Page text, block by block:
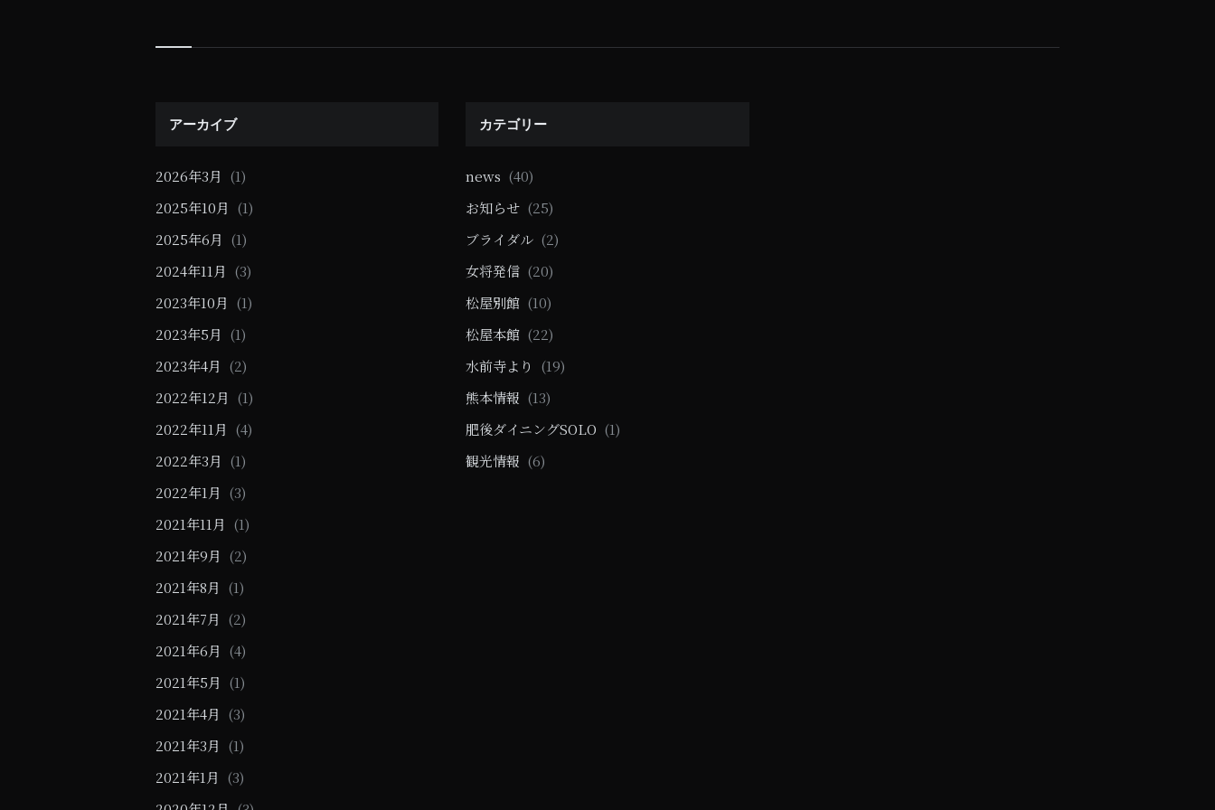
Widgets
アーカイブ
2026年3月 (1)
2025年10月 (1)
2025年6月 (1)
2024年11月 (3)
2023年10月 (1)
2023年5月 (1)
2023年4月 (2)
2022年12月 (1)
2022年11月 (4)
2022年3月 (1)
2022年1月 (3)
2021年11月 (1)
2021年9月 (2)
2021年8月 (1)
2021年7月 (2)
2021年6月 (4)
2021年5月 (1)
2021年4月 (3)
2021年3月 (1)
2021年1月 (3)
カテゴリー
news (40)
お知らせ (25)
ブライダル (2)
女将発信 (20)
松屋別館 (10)
松屋本館 (22)
水前寺より
(19)
熊本情報 (13)
肥後ダイニングSOLO (1)
観光情報 (6)